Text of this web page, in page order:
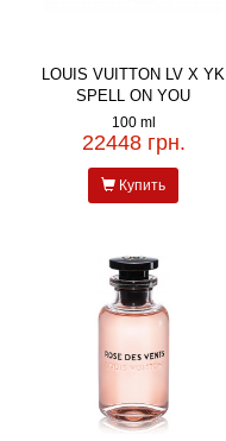
LOUIS VUITTON LV X YK
SPELL ON YOU
100 ml
22448 грн.
Купить